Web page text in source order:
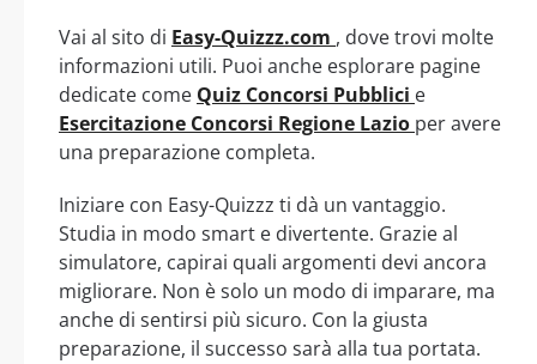
Vai al sito di Easy-Quizzz.com , dove trovi molte
informazioni utili. Puoi anche esplorare pagine
dedicate come Quiz Concorsi Pubblici e
Esercitazione Concorsi Regione Lazio per avere
una preparazione completa.
Iniziare con Easy-Quizzz ti dà un vantaggio.
Studia in modo smart e divertente. Grazie al
simulatore, capirai quali argomenti devi ancora
migliorare. Non è solo un modo di imparare, ma
anche di sentirsi più sicuro. Con la giusta
preparazione, il successo sarà alla tua portata.